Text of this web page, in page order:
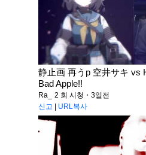
静止画 再うp 空井サキ vs
Bad Apple!!
Ra_
2 회 시청・3일전
신고
URL복사